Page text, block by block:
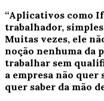
“Aplicativos como
trabalhador,
Muitas vezes, ele
noção nenhuma da
trabalhar sem
a empresa não quer
quer saber da mão